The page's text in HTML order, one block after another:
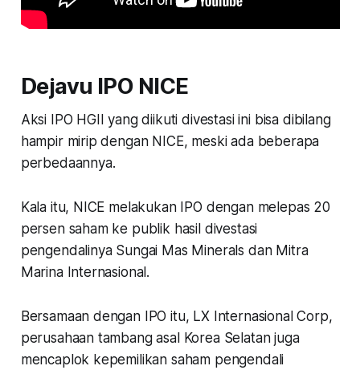
Dejavu IPO NICE
Aksi IPO HGII yang diikuti divestasi ini bisa dibilang
hampir mirip dengan NICE, meski ada beberapa
perbedaannya.
Kala itu, NICE melakukan IPO dengan melepas 20
persen saham ke publik hasil divestasi
pengendalinya Sungai Mas Minerals dan Mitra
Marina Internasional.
Bersamaan dengan IPO itu, LX Internasional Corp,
perusahaan tambang asal Korea Selatan juga
mencaplok kepemilikan saham pengendali